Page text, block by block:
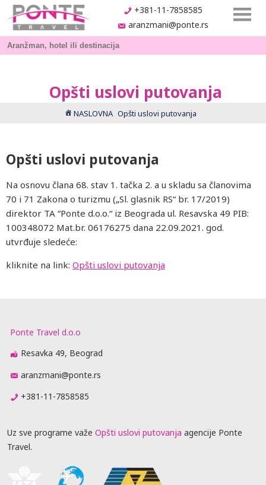
+381-11-7858585
aranzmani@ponte.rs
Opšti uslovi putovanja
NASLOVNA Opšti uslovi putovanja
Opšti uslovi putovanja
Na osnovu člana 68. stav 1. tačka 2. a u skladu sa članovima
70 i 71 Zakona o turizmu („Sl. glasnik RS“ br. 17/2019)
direktor TA “Ponte d.o.o.“ iz Beograda ul. Resavska 49 PIB:
100348072 Mat.br. 06176275 dana 22.09.2021. god.
utvrđuje sledeće:
kliknite na link: Opšti uslovi putovanja
Ponte Travel d.o.o
Resavka 49, Beograd
aranzmani@ponte.rs
+381-11-7858585
Uz sve programe važe Opšti uslovi putovanja agencije Ponte
Travel.